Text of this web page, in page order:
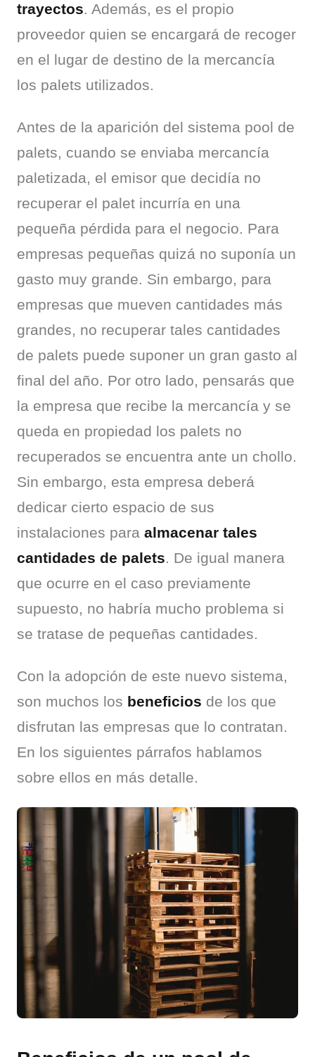
trayectos. Además, es el propio
proveedor quien se encargará de recoger
en el lugar de destino de la mercancía
los palets utilizados.
Antes de la aparición del sistema pool de
palets, cuando se enviaba mercancía
paletizada, el emisor que decidía no
recuperar el palet incurría en una
pequeña pérdida para el negocio. Para
empresas pequeñas quizá no suponía un
gasto muy grande. Sin embargo, para
empresas que mueven cantidades más
grandes, no recuperar tales cantidades
de palets puede suponer un gran gasto al
final del año. Por otro lado, pensarás que
la empresa que recibe la mercancía y se
queda en propiedad los palets no
recuperados se encuentra ante un chollo.
Sin embargo, esta empresa deberá
dedicar cierto espacio de sus
instalaciones para almacenar tales
cantidades de palets. De igual manera
que ocurre en el caso previamente
supuesto, no habría mucho problema si
se tratase de pequeñas cantidades.
Con la adopción de este nuevo sistema,
son muchos los beneficios de los que
disfrutan las empresas que lo contratan.
En los siguientes párrafos hablamos
sobre ellos en más detalle.